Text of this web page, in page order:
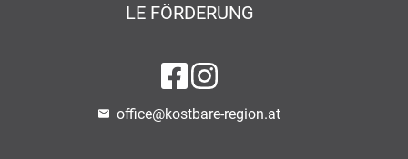
LE FÖRDERUNG
auf Facebook
auf Instagram
office@kostbare-region.at